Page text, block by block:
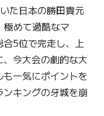
た日本の勝田貴元
極めて過酷なマ
5位で完走し、上
今大会の劇的な大
一気にポイントを
キングの牙城を崩